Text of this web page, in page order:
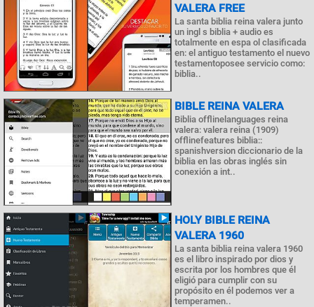
VALERA FREE
La santa biblia reina valera junto
un ingl s biblia + audio es
totalmente en espa ol clasificada
en: el antiguo testamento el nuevo
testamentoposee servicio como:
biblia..
BIBLE REINA VALERA
Biblia offlinelanguages ​​reina
valera: valera reina (1909)
offlinefeatures biblia::
spanishversion diccionario de la
biblia en las obras inglés sin
conexión a int..
HOLY BIBLE REINA
VALERA 1960
La santa biblia reina valera 1960
es el libro inspirado por dios y
escrita por los hombres que él
eligió para cumplir con su
propósito en él podemos ver a
temperamen..